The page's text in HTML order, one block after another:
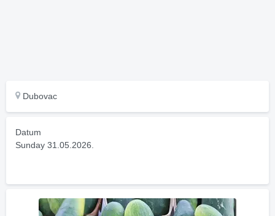
Dubovac
Datum
Sunday 31.05.2026.